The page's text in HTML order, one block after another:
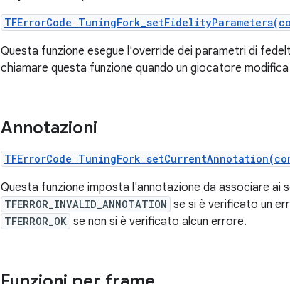
TFErrorCode
Questa funzione esegue l'override dei parametri di
chiamare questa funzione quando un giocatore
Annotazioni
TFErrorCode
Questa funzione imposta l'annotazione da associare ai
TFERROR_INVALID_ANNOTATION se si è verificato un
TFERROR_OK se non si è verificato alcun errore.